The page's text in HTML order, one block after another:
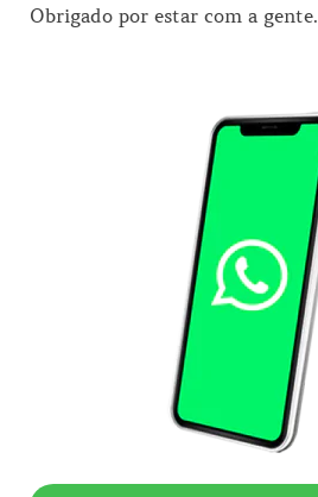
Obrigado por estar com a gente.